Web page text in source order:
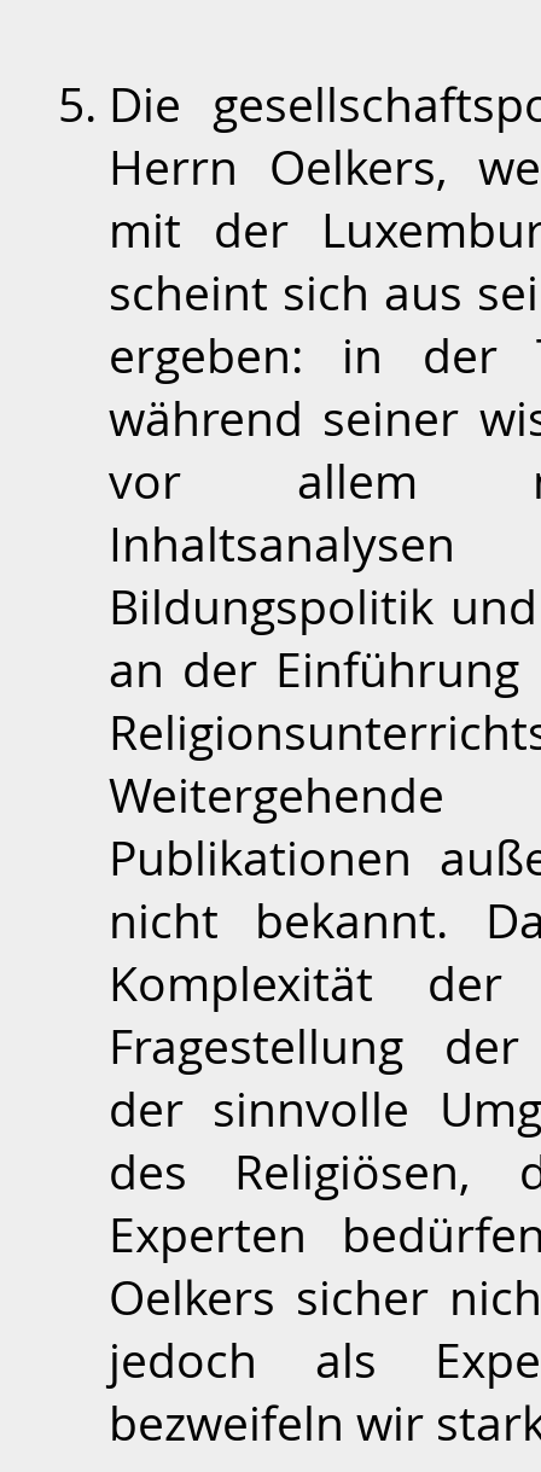
Die
Herrn Oelkers,
mit der
scheint sich aus
ergeben: in der
während seiner
vor allem mit
Bildungspolitik
an der Einführung
Publikationen
nicht bekannt.
Komplexität der
Fragestellung
der sinnvolle
des Religiösen,
Experten
Oelkers sicher
jedoch als
bezweifeln wir